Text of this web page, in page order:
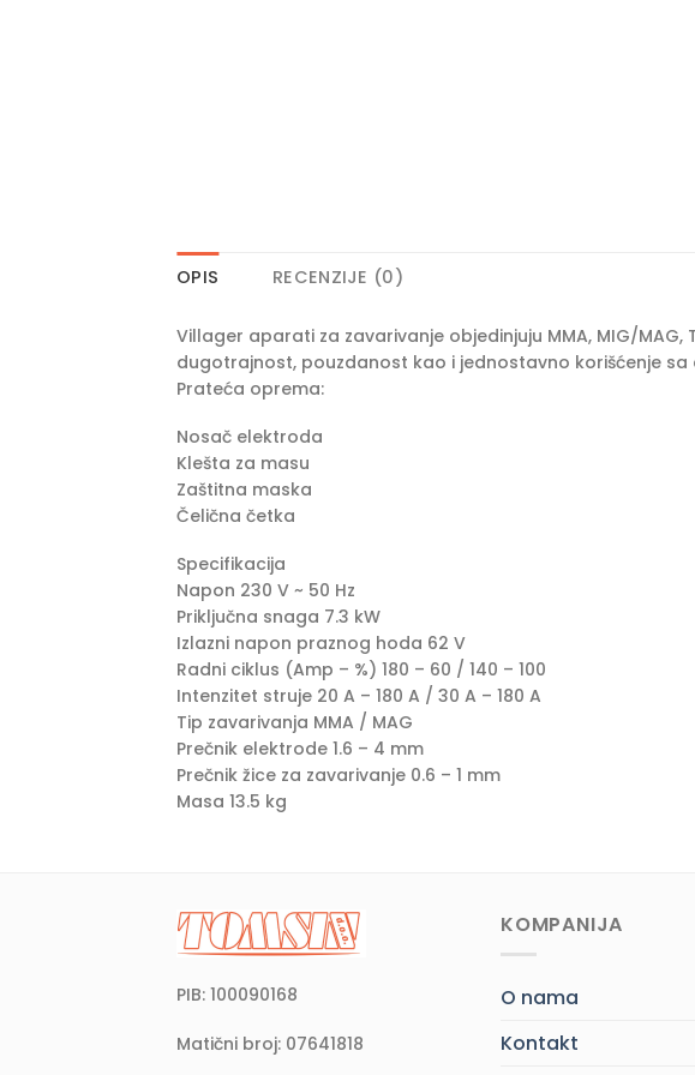
OPIS RECENZIJE (0)
Villager aparati za zavarivanje objedinjuju MMA, MIG/
dugotrajnost, pouzdanost kao i jednostavno korišćenje
Prateća oprema:
Nosač elektroda
Klešta za masu
Zaštitna maska
Čelična četka
Specifikacija
Napon 230 V ~ 50 Hz
Priključna snaga 7.3 kW
Izlazni napon praznog hoda 62 V
Radni ciklus (Amp – %) 180 – 60 / 140 – 100
Intenzitet struje 20 A – 180 A / 30 A – 180 A
Tip zavarivanja MMA / MAG
Prečnik elektrode 1.6 – 4 mm
Prečnik žice za zavarivanje 0.6 – 1 mm
Masa 13.5 kg
PIB: 100090168
Matični broj: 07641818
KOMPANIJA
O nama
Kontakt